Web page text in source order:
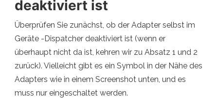
deaktiviert ist
Überprüfen Sie zunächst, ob der Adapter selbst im
Geräte -Dispatcher deaktiviert ist (wenn er
überhaupt nicht da ist, kehren wir zu Absatz 1 und 2
zurück). Vielleicht gibt es ein Symbol in der Nähe des
Adapters wie in einem Screenshot unten, und es
muss nur eingeschaltet werden.